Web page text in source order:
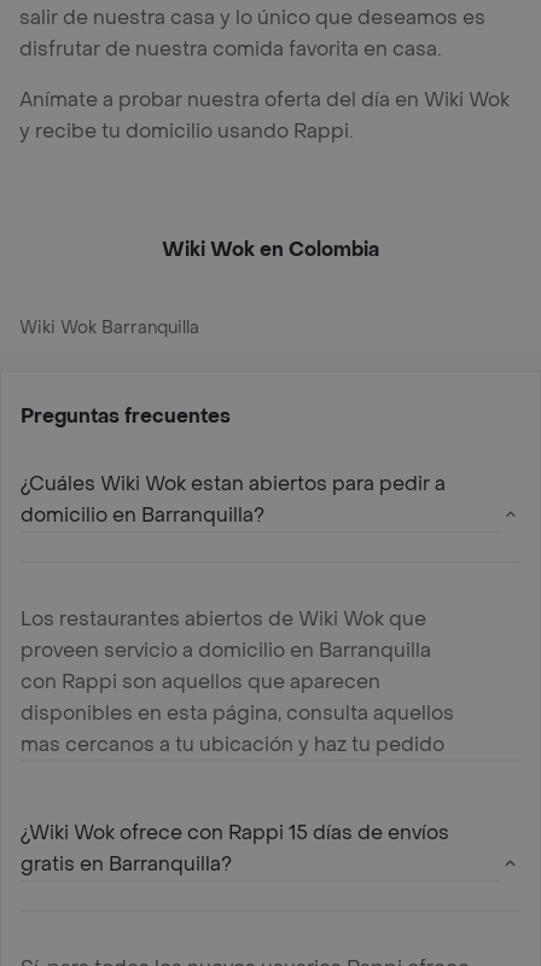
salir de nuestra casa y lo único que deseamos es
disfrutar de nuestra comida favorita en casa.
Anímate a probar nuestra oferta del día en Wiki Wok
y recibe tu domicilio usando Rappi.
Wiki Wok en Colombia
Wiki Wok Barranquilla
Preguntas frecuentes
¿Cuáles Wiki Wok estan abiertos para pedir a
domicilio en Barranquilla?
Los restaurantes abiertos de Wiki Wok que
proveen servicio a domicilio en Barranquilla
con Rappi son aquellos que aparecen
disponibles en esta página, consulta aquellos
mas cercanos a tu ubicación y haz tu pedido
¿Wiki Wok ofrece con Rappi 15 días de envíos
gratis en Barranquilla?